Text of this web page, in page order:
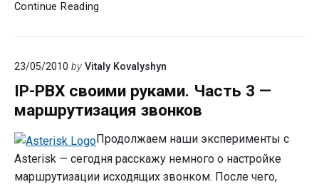
Continue Reading
и
23/05/2010 by Vitaly Kovalyshyn
IP-PBX своими руками. Часть 3 —
маршрутизация звонков
Продолжаем наши эксперименты с
Asterisk — сегодня расскажу немного о настройке
маршрутизации исходящих звонком. После чего,